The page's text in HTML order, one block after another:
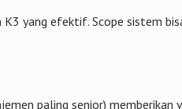
yang efektif. Scope sistem
paling senior)